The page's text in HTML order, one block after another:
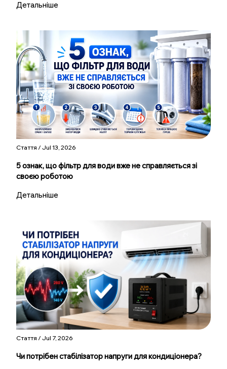
Детальніше
Стаття / Jul 13, 2026
5 ознак, що фільтр для води вже не справляється зі
своєю роботою
Детальніше
Стаття / Jul 7, 2026
Чи потрібен стабілізатор напруги для кондиціонера?